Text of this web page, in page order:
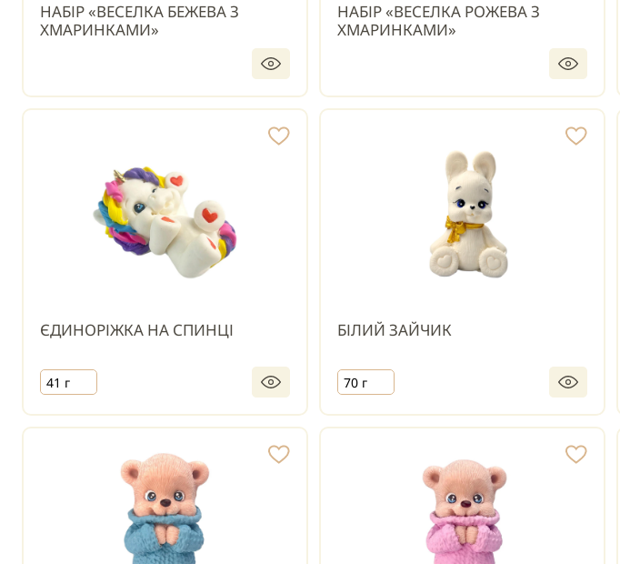
НАБІР «ВЕСЕЛКА БЕЖЕВА З
ХМАРИНКАМИ»
НАБІР «ВЕСЕЛКА РОЖЕВА З
ХМАРИНКАМИ»
ЄДИНОРІЖКА НА СПИНЦІ
41 г
БІЛИЙ ЗАЙЧИК
70 г